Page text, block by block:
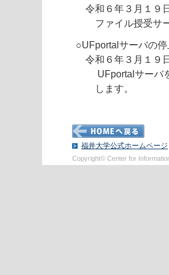
令和６年３月１９
ファイル授受サー
○UFportalサーバの停
令和６年３月１９
UFportalサーバを
します。
福井大学公式ホームページ
Copyright© Center for